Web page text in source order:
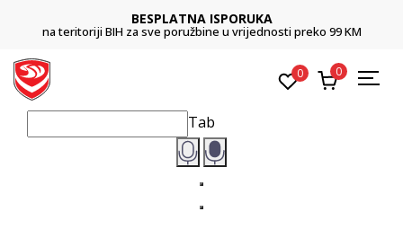
BESPLATNA ISPORUKA
na teritoriji BIH za sve poružbine u vrijednosti preko 99 KM
0 0
Tab